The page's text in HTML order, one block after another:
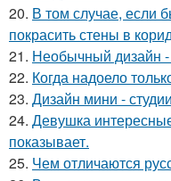
20. В том случае, если
покрасить стены в
21. Необычный дизайн -
22. Когда надоело
23. Дизайн мини -
24. Девушка
показывает.
25. Чем отличаются